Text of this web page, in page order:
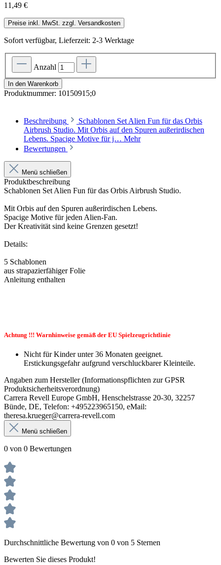
11,49 €
Preise inkl. MwSt. zzgl. Versandkosten
Sofort verfügbar, Lieferzeit: 2-3 Werktage
Anzahl
In den Warenkorb
Produktnummer: 10150915;0
Beschreibung
Schablonen Set Alien Fun für das Orbis
Airbrush Studio. Mit Orbis auf den Spuren außerirdischen
Lebens. Spacige Motive für j… Mehr
Bewertungen
Menü schließen
Produktbeschreibung
Schablonen Set Alien Fun für das Orbis Airbrush Studio.
Mit Orbis auf den Spuren außerirdischen Lebens.
Spacige Motive für jeden Alien-Fan.
Der Kreativität sind keine Grenzen gesetzt!
Details:
5 Schablonen
aus strapazierfähiger Folie
Anleitung enthalten
Achtung !!! Warnhinweise gemäß der EU Spielzeugrichtlinie
Nicht für Kinder unter 36 Monaten geeignet.
Erstickungsgefahr aufgrund verschluckbarer Kleinteile.
Angaben zum Hersteller (Informationspflichten zur GPSR
Produktsicherheitsverordnung)
Carrera Revell Europe GmbH, Henschelstrasse 20-30, 32257
Bünde, DE, Telefon: +495223965150, eMail:
theresa.krueger@carrera-revell.com
Menü schließen
0 von 0 Bewertungen
Durchschnittliche Bewertung von 0 von 5 Sternen
Bewerten Sie dieses Produkt!